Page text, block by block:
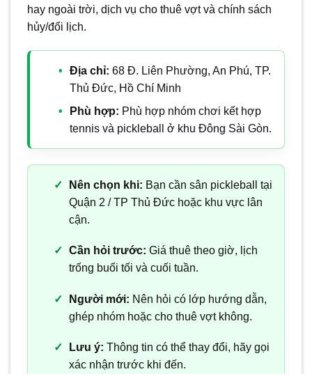
hay ngoài trời, dịch vụ cho thuê vợt và chính sách
hủy/đổi lịch.
Địa chỉ: 68 Đ. Liên Phường, An Phú, TP.
Thủ Đức, Hồ Chí Minh
Phù hợp: Phù hợp nhóm chơi kết hợp
tennis và pickleball ở khu Đông Sài Gòn.
Nên chọn khi: Bạn cần sân pickleball tại
Quận 2 / TP Thủ Đức hoặc khu vực lân
cận.
Cần hỏi trước: Giá thuê theo giờ, lịch
trống buổi tối và cuối tuần.
Người mới: Nên hỏi có lớp hướng dẫn,
ghép nhóm hoặc cho thuê vợt không.
Lưu ý: Thông tin có thể thay đổi, hãy gọi
xác nhận trước khi đến.